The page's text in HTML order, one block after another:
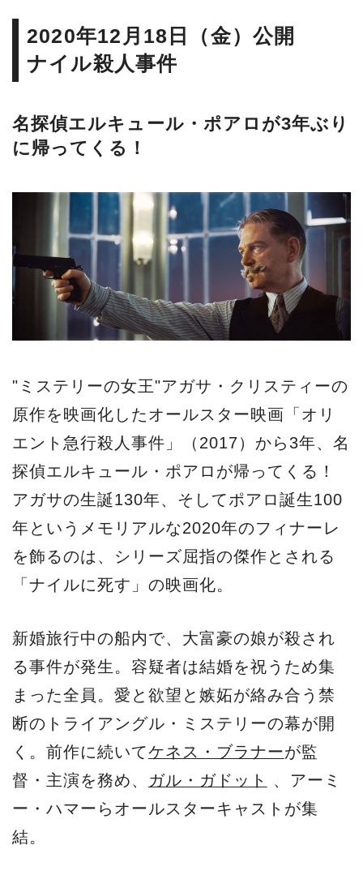
2020年12月18日（金）公開
ナイル殺人事件
名探偵エルキュール・ポアロが3年ぶり
に帰ってくる！
"ミステリーの女王"アガサ・クリスティーの
原作を映画化したオールスター映画「オリ
エント急行殺人事件」（2017）から3年、名
探偵エルキュール・ポアロが帰ってくる！
アガサの生誕130年、そしてポアロ誕生100
年というメモリアルな2020年のフィナーレ
を飾るのは、シリーズ屈指の傑作とされる
「ナイルに死す」の映画化。
新婚旅行中の船内で、大富豪の娘が殺され
る事件が発生。容疑者は結婚を祝うため集
まった全員。愛と欲望と嫉妬が絡み合う禁
断のトライアングル・ミステリーの幕が開
く。前作に続いてケネス・ブラナーが監
督・主演を務め、 ガル・ガドット
、アーミ
ー・ハマーらオールスターキャストが集
結。